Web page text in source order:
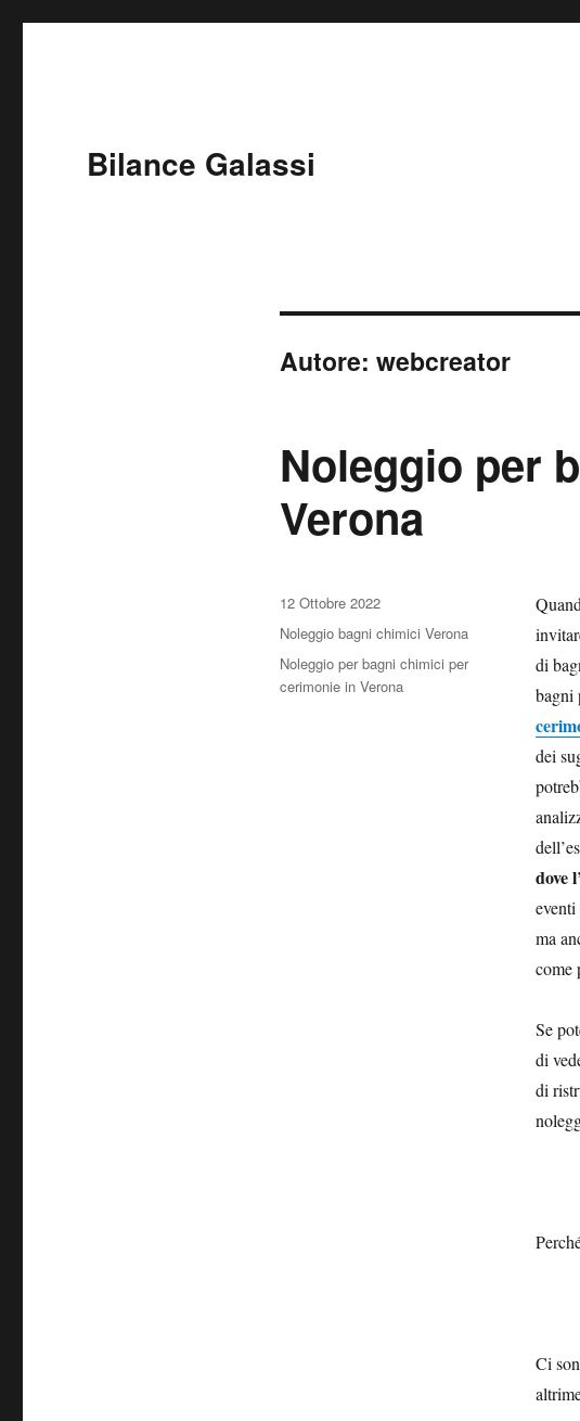
Bilance Galassi
Autore: webcreator
Noleggio per
Verona
di
bagni
dei
dove
ma
come
Se
di
di
Ci
Pubblicato
il
12 Ottobre 2022
Categorie
Noleggio bagni chimici Verona
Tag
Noleggio per bagni chimici per
cerimonie in Verona